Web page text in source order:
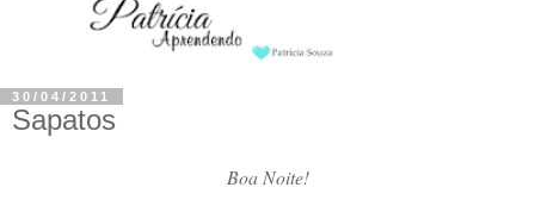
30/04/2011
Sapatos
Boa Noite!